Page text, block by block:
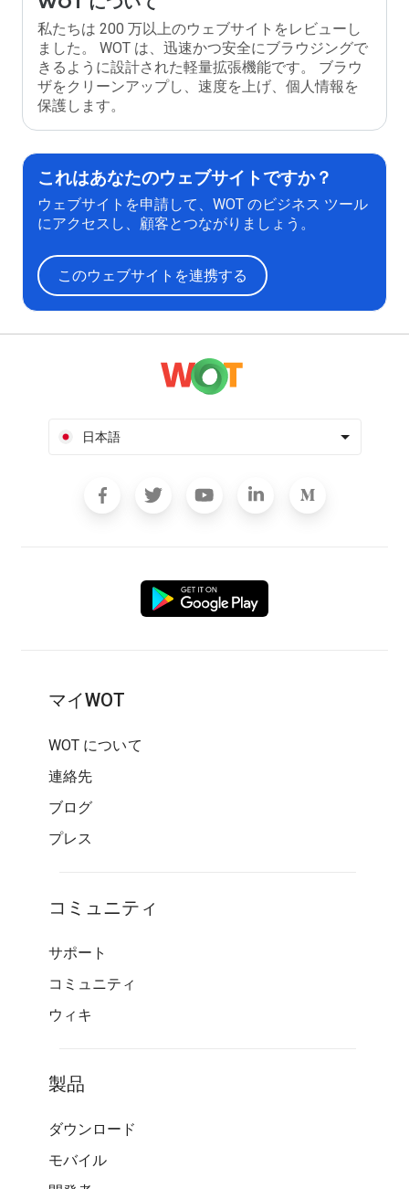
私たちは 200 万以上のウェブサイトをレビューし
ました。 WOT は、迅速かつ安全にブラウジングで
きるように設計された軽量拡張機能です。 ブラウ
ザをクリーンアップし、速度を上げ、個人情報を
保護します。
これはあなたのウェブサイトですか？
ウェブサイトを申請して、WOT のビジネス ツール
にアクセスし、顧客とつながりましょう。
このウェブサイトを連携する
日本語
マイWOT
WOT について
連絡先
ブログ
プレス
コミュニティ
サポート
コミュニティ
ウィキ
製品
ダウンロード
モバイル